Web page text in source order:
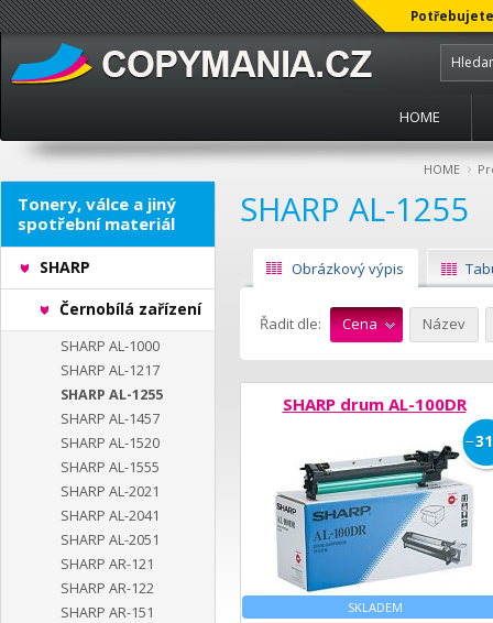
HOME
HOME ›
SHARP AL-1255
Obrázkový výpis
Řadit dle: Cena Název
SHARP drum AL-100DR
SKLADEM
−31
Tonery, válce a jiný
spotřební materiál
SHARP
Černobílá zařízení
SHARP AL-1000
SHARP AL-1217
SHARP AL-1255
SHARP AL-1457
SHARP AL-1520
SHARP AL-1555
SHARP AL-2021
SHARP AL-2041
SHARP AL-2051
SHARP AR-121
SHARP AR-122
SHARP AR-151